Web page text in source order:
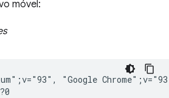
móvel:
"Google